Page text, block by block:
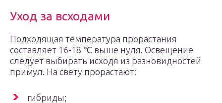
Уход за всходами
Подходящая температура прорастания
составляет 16-18 ℃ выше нуля. Освещение
следует выбирать исходя из разновидностей
примул. На свету прорастают:
гибриды;